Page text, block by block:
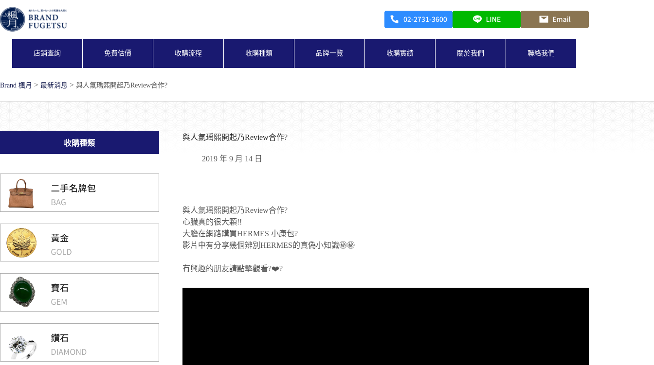
至
主
店鋪查詢 免費估價 收購流程 收購種類 品牌一覽 收購實績 關於我們 聯絡我們
Brand 楓月 > 最新消息 > 與人氣瑀熙開起乃Review合作?
與人氣瑀熙開起乃Review合作?
2019 年 9 月 14 日
與人氣瑀熙開起乃Review合作?
心臟真的很大顆!!
大膽在網路購買HERMES 小康包?
影片中有分享幾個辨別HERMES的真偽小知識㊙️㊙️
有興趣的朋友請點擊觀看?❤️?
收購種類